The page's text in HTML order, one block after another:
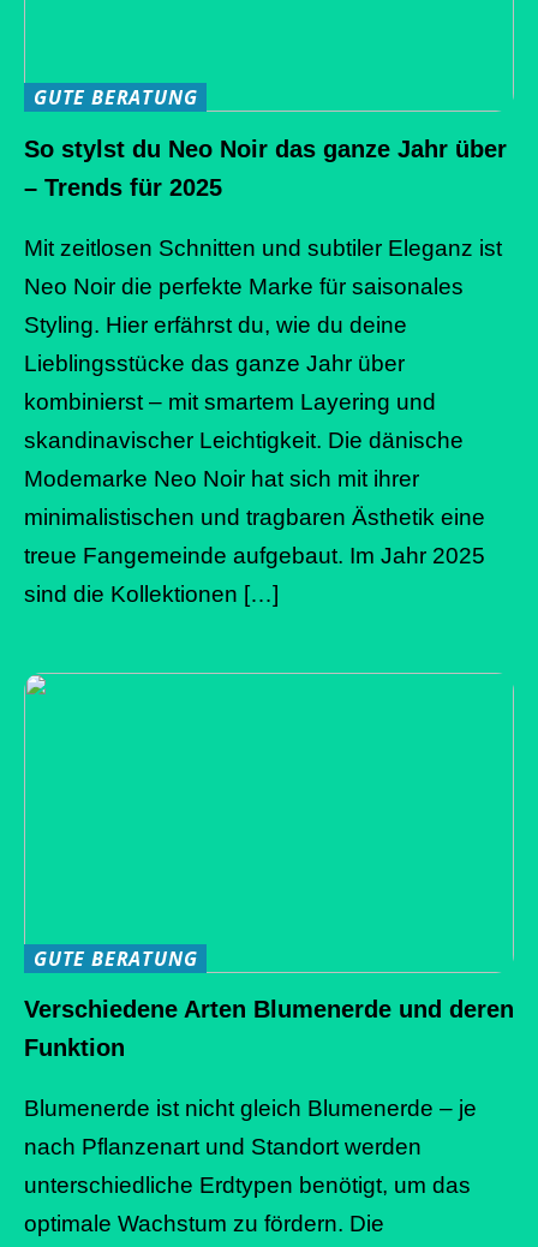
GUTE BERATUNG
So stylst du Neo Noir das ganze Jahr über
– Trends für 2025
Mit zeitlosen Schnitten und subtiler Eleganz ist
Neo Noir die perfekte Marke für saisonales
Styling. Hier erfährst du, wie du deine
Lieblingsstücke das ganze Jahr über
kombinierst – mit smartem Layering und
skandinavischer Leichtigkeit. Die dänische
Modemarke Neo Noir hat sich mit ihrer
minimalistischen und tragbaren Ästhetik eine
treue Fangemeinde aufgebaut. Im Jahr 2025
sind die Kollektionen […]
GUTE BERATUNG
Verschiedene Arten Blumenerde und deren
Funktion
Blumenerde ist nicht gleich Blumenerde – je
nach Pflanzenart und Standort werden
unterschiedliche Erdtypen benötigt, um das
optimale Wachstum zu fördern. Die